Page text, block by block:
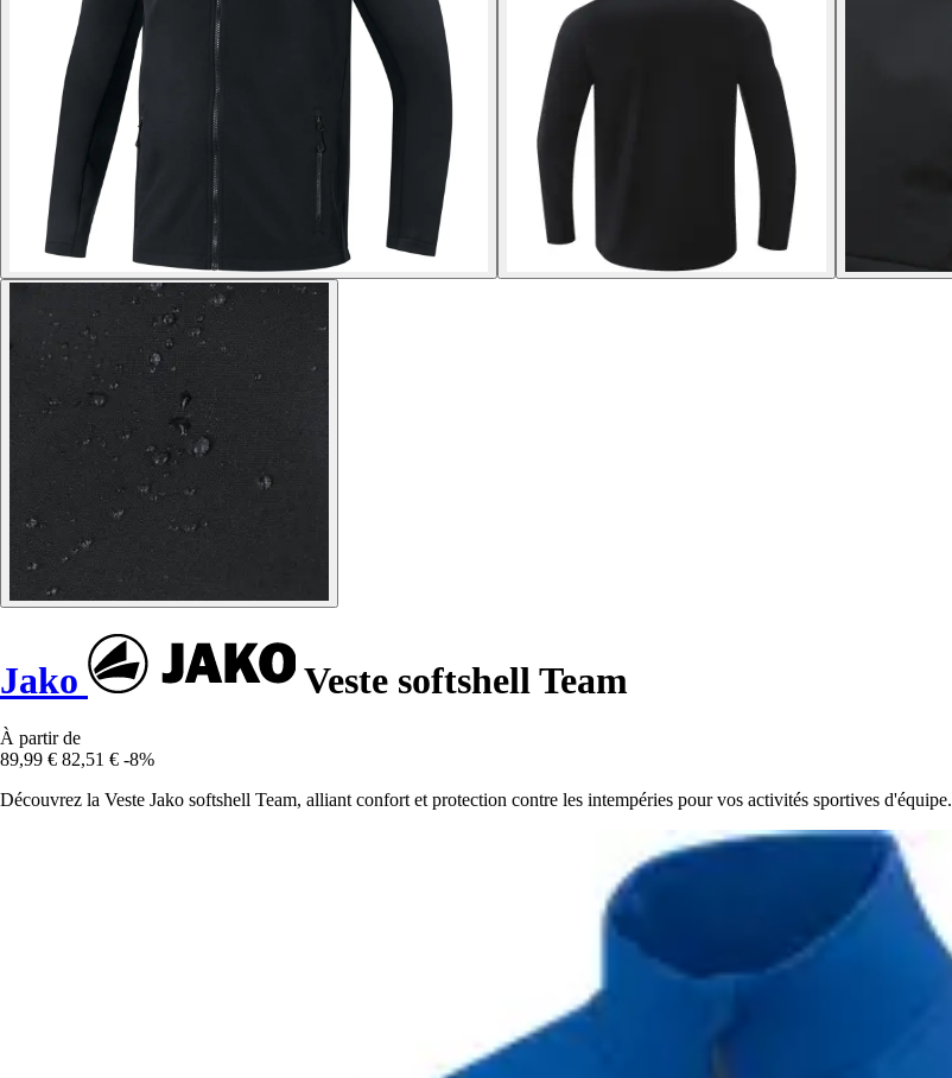
Jako Veste softshell Team
À partir de
89,99 € 82,51 € -8%
Découvrez la Veste Jako softshell Team, alliant confort et protection contre les intempéries pour vos activités sportives d'équipe.